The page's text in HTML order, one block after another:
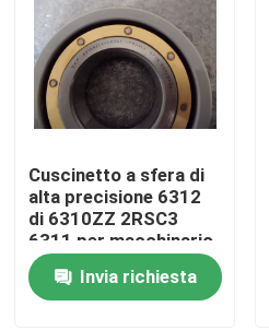
Circa noi
Giro della fabbrica
Controllo di qualità
Contattici
Cuscinetto a sfera di
alta precisione 6312
di 6310ZZ 2RSC3
6311 per macchinario
agricolo
Invia richiesta